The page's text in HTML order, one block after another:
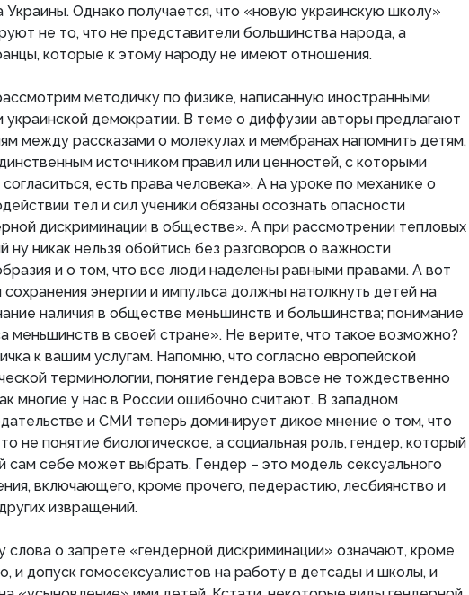
Украины. Однако получается, что «новую украинскую школу»
не то, что не представители большинства народа, а
которые к этому народу не имеют отношения.
методичку по физике, написанную иностранными
украинской демократии. В теме о диффузии авторы предлагают
между рассказами о молекулах и мембранах напомнить детям,
источником правил или ценностей, с которыми
есть права человека». А на уроке по механике о
тел и сил ученики обязаны осознать опасности
дискриминации в обществе». А при рассмотрении тепловых
ну никак нельзя обойтись без разговоров о важности
и о том, что все люди наделены равными правами. А вот
сохранения энергии и импульса должны натолкнуть детей на
наличия в обществе меньшинств и большинства; понимание
меньшинств в своей стране». Не верите, что такое возможно?
к вашим услугам. Напомню, что согласно европейской
терминологии, понятие гендера вовсе не тождественно
многие у нас в России ошибочно считают. В западном
и СМИ теперь доминирует дикое мнение о том, что
не понятие биологическое, а социальная роль, гендер, который
сам себе может выбрать. Гендер – это модель сексуального
включающего, кроме прочего, педерастию, лесбиянство и
извращений.
слова о запрете «гендерной дискриминации» означают, кроме
и допуск гомосексуалистов на работу в детсады и школы, и